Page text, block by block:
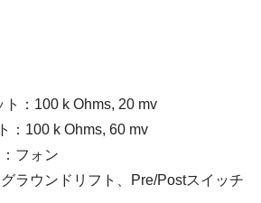
ト：100 k Ohms, 20 mv
：100 k Ohms, 60 mv
フォン
ラウンドリフト、Pre/Postスイッチ